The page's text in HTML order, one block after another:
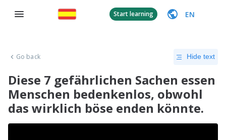
Start learning EN
Go back Hide text
Diese 7 gefährlichen Sachen essen
Menschen bedenkenlos, obwohl
das wirklich böse enden könnte.